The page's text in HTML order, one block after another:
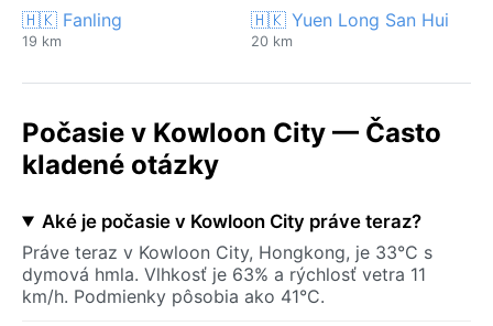
🇭🇰 Fanling
19 km
🇭🇰 Yuen Long San Hui
20 km
Počasie v Kowloon City — Často
kladené otázky
Aké je počasie v Kowloon City práve teraz?
Práve teraz v Kowloon City, Hongkong, je 33°C s
dymová hmla. Vlhkosť je 63% a rýchlosť vetra 11
km/h. Podmienky pôsobia ako 41°C.